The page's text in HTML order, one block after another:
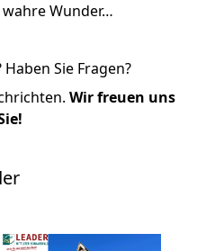
Wunder…
Sie Fragen?
Wir freuen uns